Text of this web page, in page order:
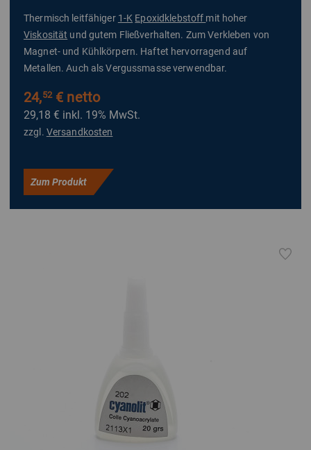
Thermisch leitfähiger 1-K Epoxidklebstoff mit hoher
Viskosität und gutem Fließverhalten. Zum Verkleben von
Magnet- und Kühlkörpern. Haftet hervorragend auf
Metallen. Auch als Vergussmasse verwendbar.
24,52€ netto
29,18 € inkl. 19% MwSt.
zzgl. Versandkosten
Zum Produkt